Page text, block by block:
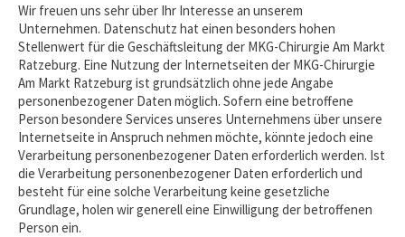
Wir freuen uns sehr über Ihr Interesse an unserem
Unternehmen. Datenschutz hat einen besonders hohen
Stellenwert für die Geschäftsleitung der MKG-Chirurgie Am Markt
Ratzeburg. Eine Nutzung der Internetseiten der MKG-Chirurgie
Am Markt Ratzeburg ist grundsätzlich ohne jede Angabe
personenbezogener Daten möglich. Sofern eine betroffene
Person besondere Services unseres Unternehmens über unsere
Internetseite in Anspruch nehmen möchte, könnte jedoch eine
Verarbeitung personenbezogener Daten erforderlich werden. Ist
die Verarbeitung personenbezogener Daten erforderlich und
besteht für eine solche Verarbeitung keine gesetzliche
Grundlage, holen wir generell eine Einwilligung der betroffenen
Person ein.